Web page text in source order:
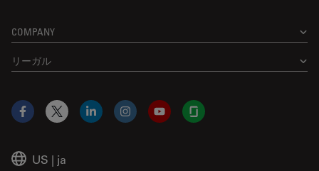
COMPANY
リーガル
US | ja
Facebook
X LinkedInInstagramYouTubeGlassdoor